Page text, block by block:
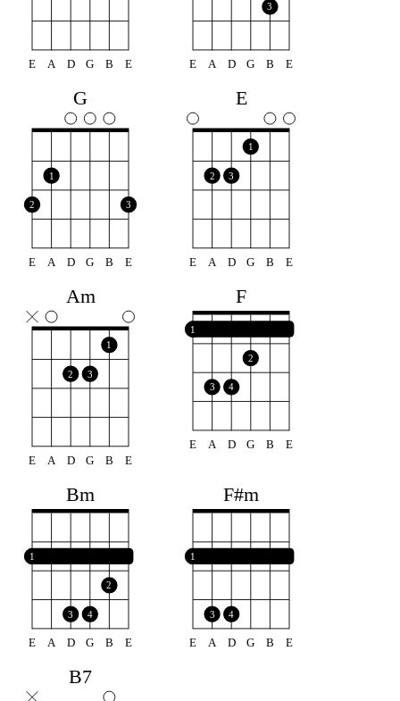
E A D G B E
3
E A D G B E
G
2
1
3
E A D G B E
E
2 3
1
E A D G B E
Am
2 3
1
E A D G B E
F
1
3 4
2
E A D G B E
Bm
1
3 4
2
E A D G B E
F#m
1
3 4
E A D G B E
B7